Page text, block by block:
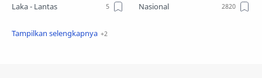
Laka - Lantas
Nasional